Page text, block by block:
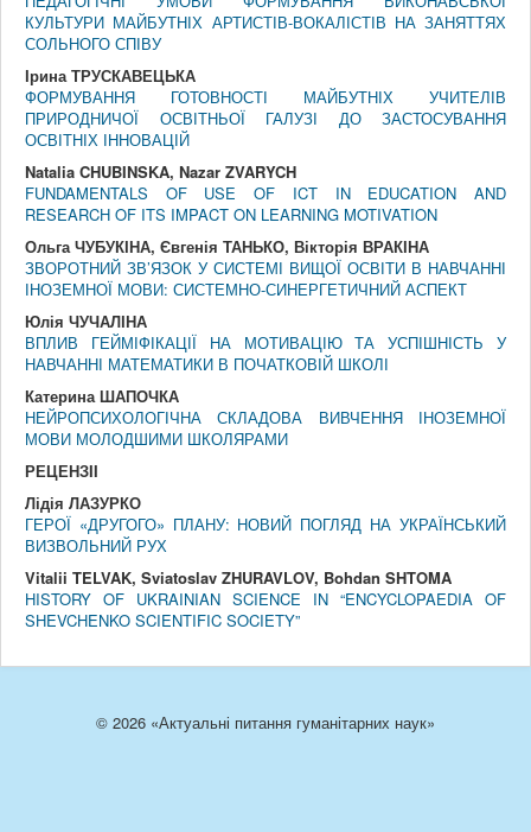
КУЛЬТУРИ МАЙБУТНІХ АРТИСТІВ-ВОКАЛІСТІВ НА ЗАНЯТТЯХ
СОЛЬНОГО СПІВУ
Ірина ТРУСКАВЕЦЬКА
ФОРМУВАННЯ ГОТОВНОСТІ МАЙБУТНІХ УЧИТЕЛІВ
ПРИРОДНИЧОЇ ОСВІТНЬОЇ ГАЛУЗІ ДО ЗАСТОСУВАННЯ
ОСВІТНІХ ІННОВАЦІЙ
Natalia CHUBINSKA, Nazar ZVARYCH
FUNDAMENTALS OF USE OF ICT IN EDUCATION AND
RESEARCH OF ITS IMPACT ON LEARNING MOTIVATION
Ольга ЧУБУКІНА, Євгенія ТАНЬКО, Вікторія ВРАКІНА
ЗВОРОТНИЙ ЗВ’ЯЗОК У СИСТЕМІ ВИЩОЇ ОСВІТИ В НАВЧАННІ
ІНОЗЕМНОЇ МОВИ: СИСТЕМНО-СИНЕРГЕТИЧНИЙ АСПЕКТ
Юлія ЧУЧАЛІНА
ВПЛИВ ГЕЙМІФІКАЦІЇ НА МОТИВАЦІЮ ТА УСПІШНІСТЬ У
НАВЧАННІ МАТЕМАТИКИ В ПОЧАТКОВІЙ ШКОЛІ
Катерина ШАПОЧКА
НЕЙРОПСИХОЛОГІЧНА СКЛАДОВА ВИВЧЕННЯ ІНОЗЕМНОЇ
МОВИ МОЛОДШИМИ ШКОЛЯРАМИ
РЕЦЕНЗII
Лідія ЛАЗУРКО
ГЕРОЇ «ДРУГОГО» ПЛАНУ: НОВИЙ ПОГЛЯД НА УКРАЇНСЬКИЙ
ВИЗВОЛЬНИЙ РУХ
Vitalii TELVAK, Sviatoslav ZHURAVLOV, Bohdan SHTOMA
HISTORY OF UKRAINIAN SCIENCE IN “ENCYCLOPAEDIA OF
SHEVCHENKO SCIENTIFIC SOCIETY”
© 2026 «Актуальні питання гуманітарних наук»